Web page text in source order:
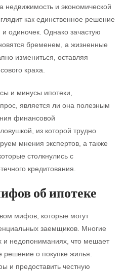
недвижимость и экономической
как единственное решение
одиночек. Однако зачастую
бременем, а жизненные
измениться, оставляя
краха.
и минусы ипотеки,
является ли она полезным
финансовой
из которой трудно
мнения экспертов, а также
столкнулись с
кредитования.
об ипотеке
мифов, которые могут
заемщиков. Многие
и недопониманиях, что мешает
о покупке жилья.
и предоставить честную